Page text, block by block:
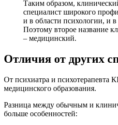
Таким образом,
специалист широкого
и в области психологии, и
Поэтому второе название
– медицинский.
Отличия от других
От психиатра и психотерапевта
медицинского образования.
Разница между обычным и
больше особенностей: